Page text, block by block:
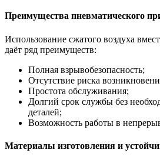
Преимущества пневматического
Использование сжатого воздуха
даёт ряд преимуществ:
Полная взрывобезопасность;
Отсутствие риска
Простота обслуживания;
Долгий срок службы без
деталей;
Возможность работы в
Материалы изготовления и